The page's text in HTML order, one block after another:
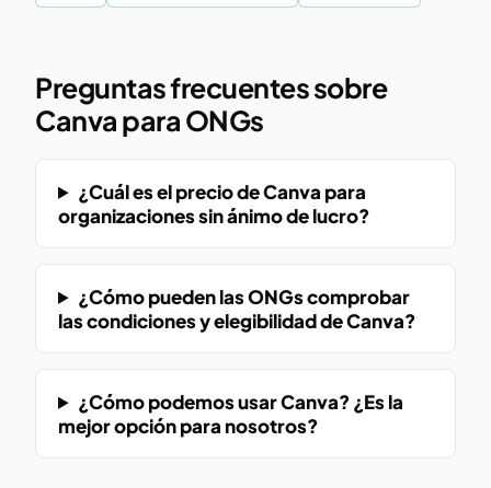
Preguntas frecuentes sobre
Canva para ONGs
¿Cuál es el precio de Canva para
organizaciones sin ánimo de lucro?
¿Cómo pueden las ONGs comprobar
las condiciones y elegibilidad de Canva?
¿Cómo podemos usar Canva? ¿Es la
mejor opción para nosotros?